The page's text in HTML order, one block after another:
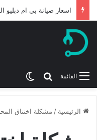
اسعار صيانة بي ام دبليو
القائمة بحث عن
الرئيسية / مشكلة اختناق